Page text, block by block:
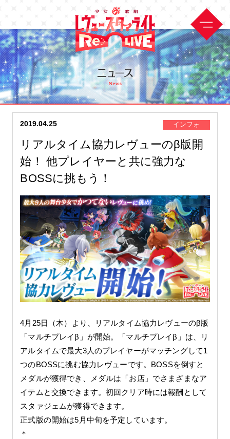
2019.04.25 インフォ
リアルタイム協力レヴューのβ版開
始！ 他プレイヤーと共に強力な
BOSSに挑もう！
4月25日（木）より、リアルタイム協力レヴューのβ版
「マルチプレイβ」が開始。「マルチプレイβ」は、リ
アルタイムで最大3人のプレイヤーがマッチングして1
つのBOSSに挑む協力レヴューです。BOSSを倒すと
メダルが獲得でき、メダルは「お店」でさまざまなア
イテムと交換できます。初回クリア時には報酬として
スタァジェムが獲得できます。
正式版の開始は5月中旬を予定しています。
＊